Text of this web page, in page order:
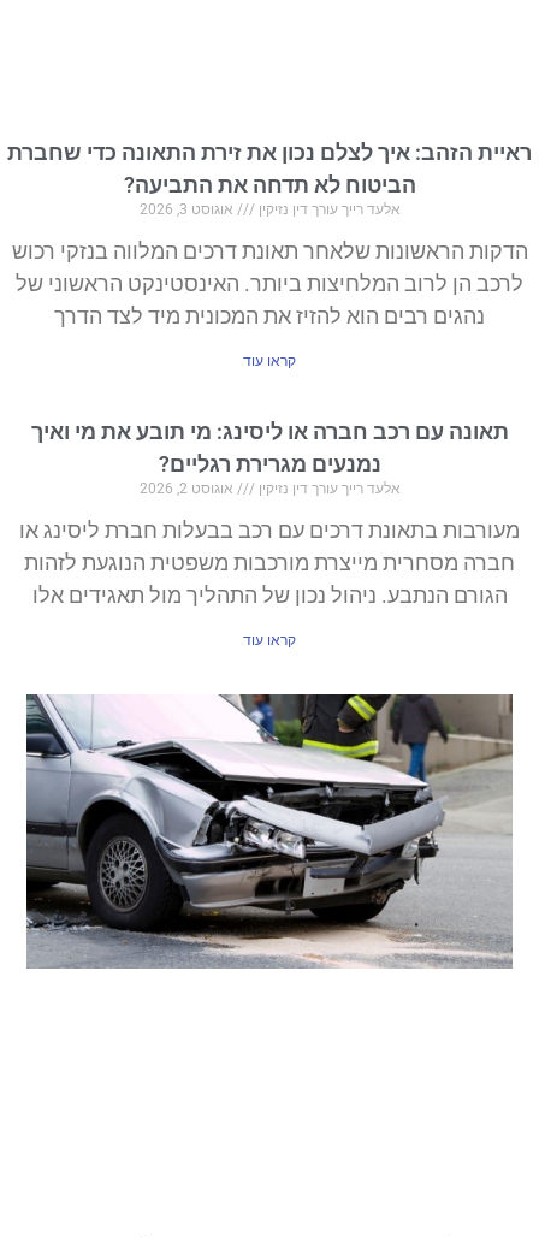
ראיית הזהב: איך לצלם נכון את זירת התאונה כדי שחברת
הביטוח לא תדחה את התביעה?
אלעד רייך עורך דין נזיקין אוגוסט 3, 2026
הדקות הראשונות שלאחר תאונת דרכים המלווה בנזקי רכוש
לרכב הן לרוב המלחיצות ביותר. האינסטינקט הראשוני של
נהגים רבים הוא להזיז את המכונית מיד לצד הדרך
קראו עוד
תאונה עם רכב חברה או ליסינג: מי תובע את מי ואיך
נמנעים מגרירת רגליים?
אלעד רייך עורך דין נזיקין אוגוסט 2, 2026
מעורבות בתאונת דרכים עם רכב בבעלות חברת ליסינג או
חברה מסחרית מייצרת מורכבות משפטית הנוגעת לזהות
הגורם הנתבע. ניהול נכון של התהליך מול תאגידים אלו
קראו עוד